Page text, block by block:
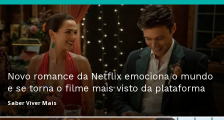
Novo romance da Netflix emociona o mundo
e se torna o filme mais visto da plataforma
Saber Viver Mais